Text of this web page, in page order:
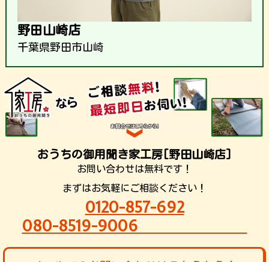
野田山崎店
千葉県野田市山崎
おうちの御用聞き家工房[野田山崎店]
お問い合わせは無料です！
まずはお気軽にご相談ください！
0120-857-692
080-8519-9006